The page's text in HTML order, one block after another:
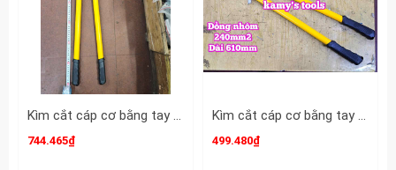
Kìm cắt cáp cơ bằng tay TLP HHD-500 cắt đồng nhôm 400mm2 dài 800mm
744.465₫
Kìm cắt cáp cơ bằng tay TLP HHD-250 cắt đồng nhôm 240mm2 dài 610mm
499.480₫